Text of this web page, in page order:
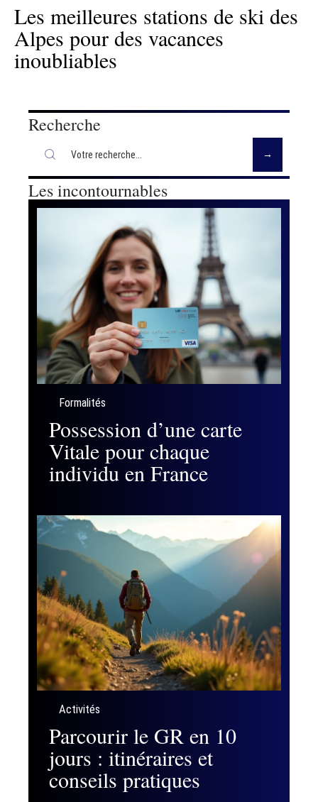
Les meilleures stations de ski des
Alpes pour des vacances
inoubliables
Recherche
Les incontournables
Formalités
Possession d’une carte
Vitale pour chaque
individu en France
Activités
Parcourir le GR en 10
jours : itinéraires et
conseils pratiques